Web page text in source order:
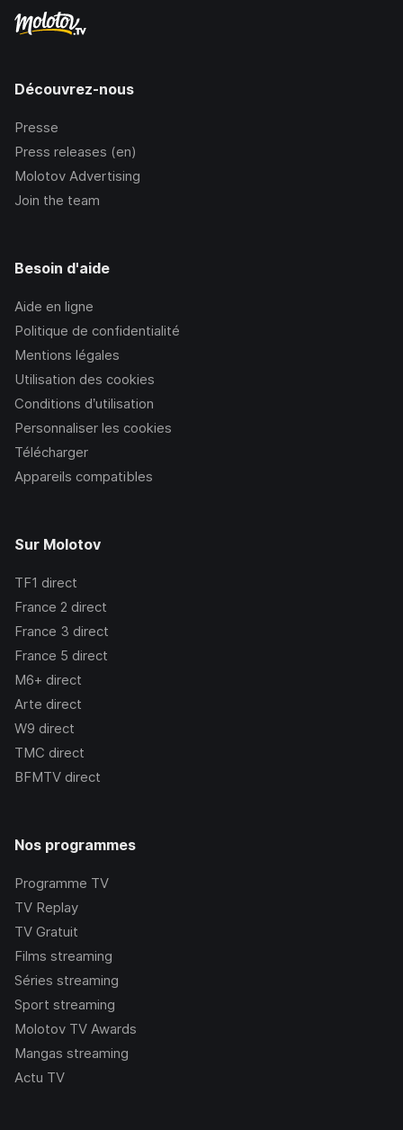
Découvrez-nous
Presse
Press releases (en)
Molotov Advertising
Join the team
Besoin d'aide
Aide en ligne
Politique de confidentialité
Mentions légales
Utilisation des cookies
Conditions d’utilisation
Personnaliser les cookies
Télécharger
Appareils compatibles
Sur Molotov
TF1 direct
France 2 direct
France 3 direct
France 5 direct
M6+ direct
Arte direct
W9 direct
TMC direct
BFMTV direct
Nos programmes
Programme TV
TV Replay
TV Gratuit
Films streaming
Séries streaming
Sport streaming
Molotov TV Awards
Mangas streaming
Actu TV